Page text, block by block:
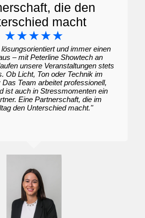
die den
macht
☆☆☆☆☆
und immer einen
– mit Peterline Showtech an
unsere Veranstaltungen stets
Ob Licht, Ton oder Technik im
Das Team arbeitet professionell,
ist auch in Stressmomenten ein
Eine Partnerschaft, die im
den Unterschied macht."